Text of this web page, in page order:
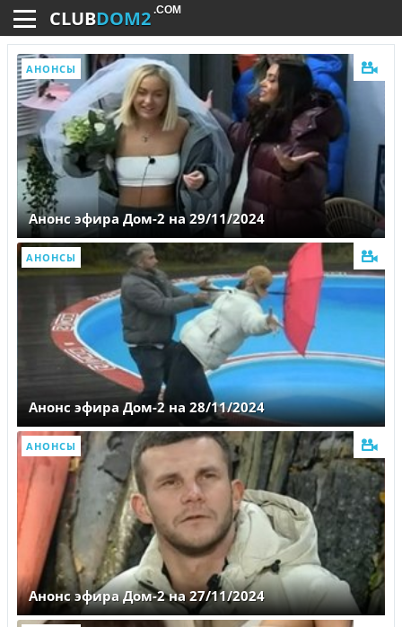
CLUBDOM2 .COM
АНОНСЫ
Анонс эфира Дом-2 на 29/11/2024
АНОНСЫ
Анонс эфира Дом-2 на 28/11/2024
АНОНСЫ
Анонс эфира Дом-2 на 27/11/2024